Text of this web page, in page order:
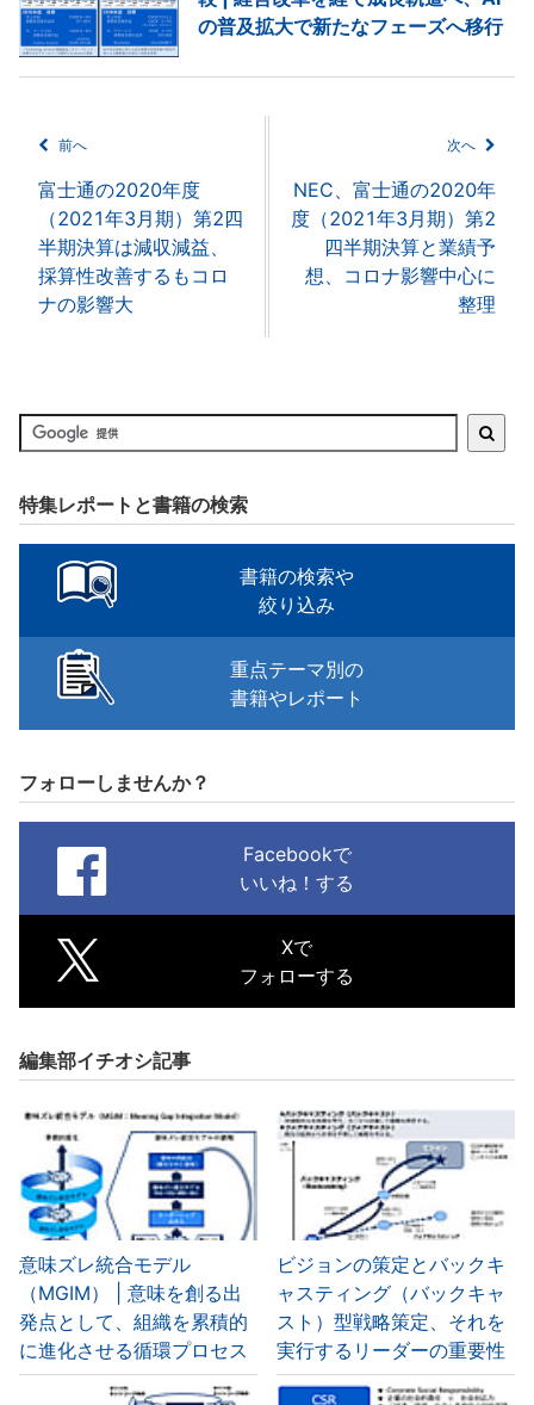
の普及拡大で新たなフェーズへ移行
前へ
富士通の2020年度
（2021年3月期）第2四
半期決算は減収減益、
採算性改善するもコロ
ナの影響大
次へ
NEC、富士通の2020年
度（2021年3月期）第2
四半期決算と業績予
想、コロナ影響中心に
整理
特集レポートと書籍の検索
書籍の検索や
絞り込み
重点テーマ別の
書籍やレポート
フォローしませんか？
Facebookで
いいね！する
Xで
フォローする
編集部イチオシ記事
意味ズレ統合モデル
（MGIM） | 意味を創る出
発点として、組織を累積的
に進化させる循環プロセス
ビジョンの策定とバックキ
ャスティング（バックキャ
スト）型戦略策定、それを
実行するリーダーの重要性